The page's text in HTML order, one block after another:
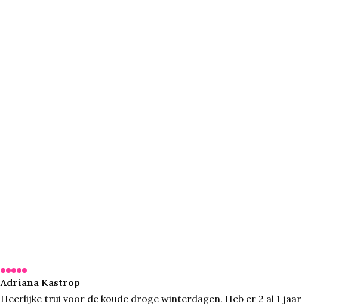
Adriana Kastrop
Heerlijke trui voor de koude droge winterdagen. Heb er 2 al 1 jaar